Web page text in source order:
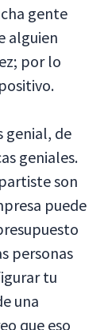
gente
alguien
por lo
genial, de
geniales.
son
puede
personas
tu
una
que eso